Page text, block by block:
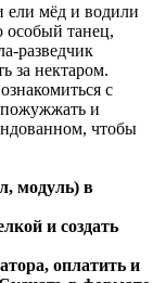
ели мёд и водили
танец,
разведчик
за нектаром.
с
и
чтобы
модуль) в
и создать
оплатить и